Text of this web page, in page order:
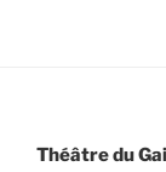
Théâtre du